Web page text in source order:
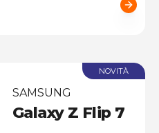
NOVITÀ
SAMSUNG
Galaxy Z Flip 7